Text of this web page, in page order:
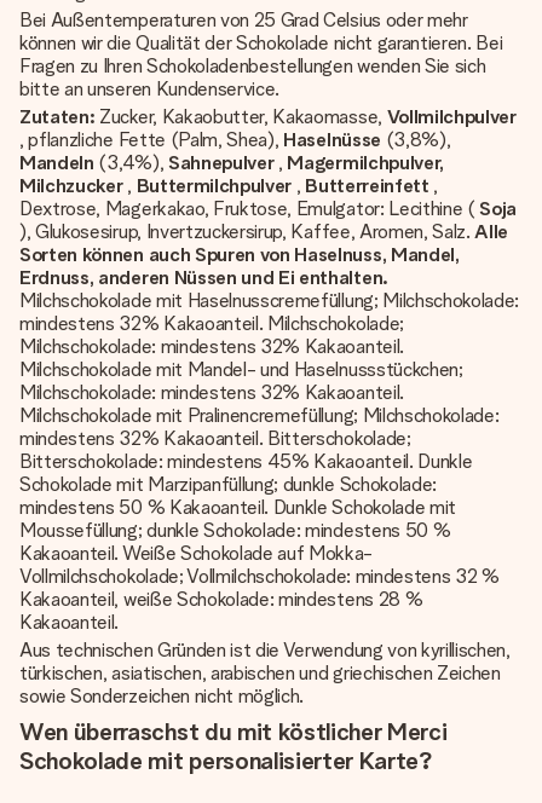
Bei Außentemperaturen von 25 Grad Celsius oder mehr
können wir die Qualität der Schokolade nicht garantieren. Bei
Fragen zu Ihren Schokoladenbestellungen wenden Sie sich
bitte an unseren Kundenservice.
Zutaten: Zucker, Kakaobutter, Kakaomasse, Vollmilchpulver
, pflanzliche Fette (Palm, Shea), Haselnüsse (3,8%),
Mandeln (3,4%), Sahnepulver, Magermilchpulver,
Milchzucker, Buttermilchpulver , Butterreinfett ,
Dextrose, Magerkakao, Fruktose, Emulgator: Lecithine (Soja
), Glukosesirup, Invertzuckersirup, Kaffee, Aromen, Salz.Alle
Sorten können auch Spuren von Haselnuss, Mandel,
Erdnuss, anderen Nüssen und Ei enthalten.
Milchschokolade mit Haselnusscremefüllung; Milchschokolade:
mindestens 32% Kakaoanteil. Milchschokolade;
Milchschokolade: mindestens 32% Kakaoanteil.
Milchschokolade mit Mandel- und Haselnussstückchen;
Milchschokolade: mindestens 32% Kakaoanteil.
Milchschokolade mit Pralinencremefüllung; Milchschokolade:
mindestens 32% Kakaoanteil. Bitterschokolade;
Bitterschokolade: mindestens 45% Kakaoanteil. Dunkle
Schokolade mit Marzipanfüllung; dunkle Schokolade:
mindestens 50 % Kakaoanteil. Dunkle Schokolade mit
Moussefüllung; dunkle Schokolade: mindestens 50 %
Kakaoanteil. Weiße Schokolade auf Mokka-
Vollmilchschokolade; Vollmilchschokolade: mindestens 32 %
Kakaoanteil, weiße Schokolade: mindestens 28 %
Kakaoanteil.
Aus technischen Gründen ist die Verwendung von kyrillischen,
türkischen, asiatischen, arabischen und griechischen Zeichen
sowie Sonderzeichen nicht möglich.
Wen überraschst du mit köstlicher Merci
Schokolade mit personalisierter Karte?